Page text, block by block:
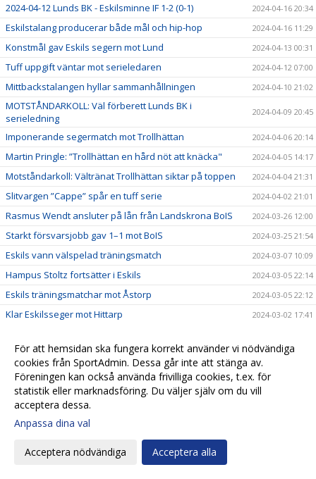
2024-04-12 Lunds BK - Eskilsminne IF 1-2 (0-1) 2024-04-16 20:34
Eskilstalang producerar både mål och hip-hop 2024-04-16 11:29
Konstmål gav Eskils segern mot Lund 2024-04-13 00:31
Tuff uppgift väntar mot serieledaren 2024-04-12 07:00
Mittbackstalangen hyllar sammanhållningen 2024-04-10 21:02
MOTSTÅNDARKOLL: Väl förberett Lunds BK i
serieledning
2024-04-09 20:45
Imponerande segermatch mot Trollhättan 2024-04-06 20:14
Martin Pringle: ”Trollhättan en hård nöt att knäcka" 2024-04-05 14:17
Motståndarkoll: Vältränat Trollhättan siktar på toppen 2024-04-04 21:31
Slitvargen ”Cappe” spår en tuff serie 2024-04-02 21:01
Rasmus Wendt ansluter på lån från Landskrona BoIS 2024-03-26 12:00
Starkt försvarsjobb gav 1–1 mot BoIS 2024-03-25 21:54
Eskils vann välspelad träningsmatch 2024-03-07 10:09
Hampus Stoltz fortsätter i Eskils 2024-03-05 22:14
Eskils träningsmatchar mot Åstorp 2024-03-05 22:12
Klar Eskilsseger mot Hittarp 2024-03-02 17:41
Skadeeländet över för Danijal Omanovic 2024-02-29 11:11
Stabil seger mot Olympic 2024-02-24 15:55
Oavgjort men ett fall framåt 2024-02-17 19:21
Eskilscoachen: ”Vi behöver matcher i benen"
Målfarlig anfallare klar för Eskils
Stark Eskilsdefensiv men självmål fällde laget
För att hemsidan ska fungera korrekt använder vi nödvändiga
cookies från SportAdmin. Dessa går inte att stänga av.
Föreningen kan också använda frivilliga cookies, t.ex. för
statistik eller marknadsföring. Du väljer själv om du vill
acceptera dessa.
Anpassa dina val
Acceptera nödvändiga Acceptera alla